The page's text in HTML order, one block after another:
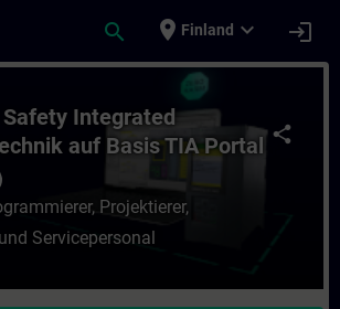
search place Finland expand_more login
S7 Safety Integrated
share
Safety Integrated
auf Basis TIA Portal
Projektierer,
Servicepersonal